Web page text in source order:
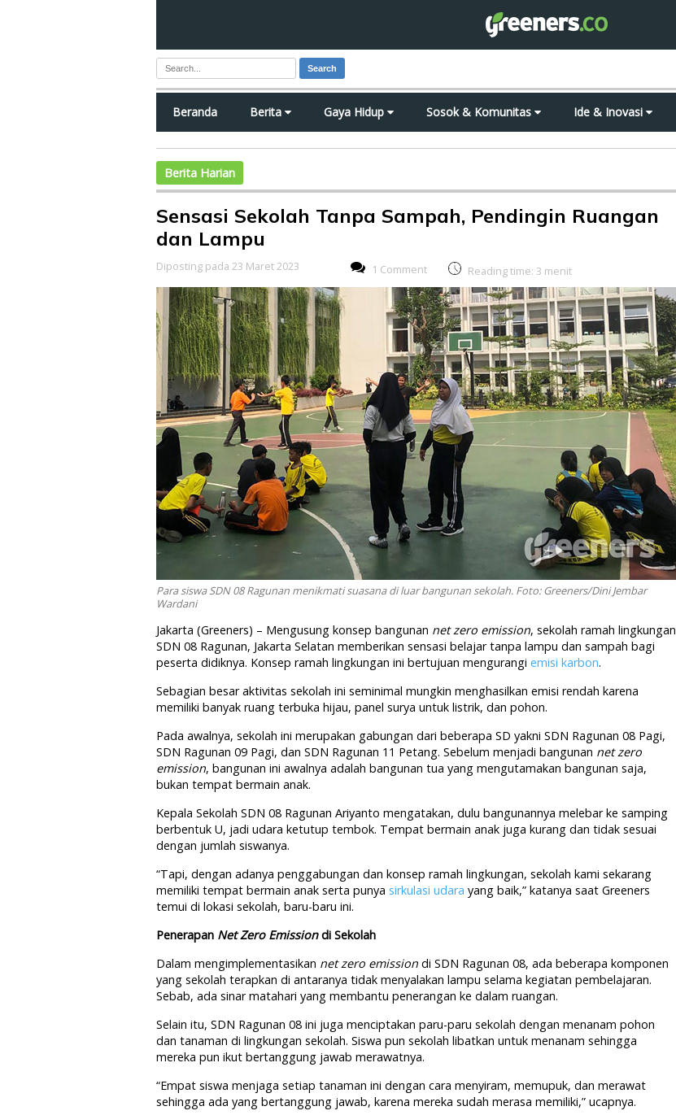
Search
Beranda Berita Gaya Hidup Sosok & Komunitas Ide & Inovasi
Berita Harian
Sensasi Sekolah Tanpa Sampah, Pendingin Ruangan
dan Lampu
Diposting pada 23 Maret 2023 1 Comment Reading time: 3 menit
Para siswa SDN 08 Ragunan menikmati suasana di luar bangunan sekolah. Foto: Greeners/Dini Jembar
Wardani
Jakarta (Greeners) – Mengusung konsep bangunan net zero emission, sekolah ramah lingkungan
SDN 08 Ragunan, Jakarta Selatan memberikan sensasi belajar tanpa lampu dan sampah bagi
peserta didiknya. Konsep ramah lingkungan ini bertujuan mengurangi emisi karbon.
Sebagian besar aktivitas sekolah ini seminimal mungkin menghasilkan emisi rendah karena
memiliki banyak ruang terbuka hijau, panel surya untuk listrik, dan pohon.
Pada awalnya, sekolah ini merupakan gabungan dari beberapa SD yakni SDN Ragunan 08 Pagi,
SDN Ragunan 09 Pagi, dan SDN Ragunan 11 Petang. Sebelum menjadi bangunan net zero
emission, bangunan ini awalnya adalah bangunan tua yang mengutamakan bangunan saja,
bukan tempat bermain anak.
Kepala Sekolah SDN 08 Ragunan Ariyanto mengatakan, dulu bangunannya melebar ke samping
berbentuk U, jadi udara ketutup tembok. Tempat bermain anak juga kurang dan tidak sesuai
dengan jumlah siswanya.
“Tapi, dengan adanya penggabungan dan konsep ramah lingkungan, sekolah kami sekarang
memiliki tempat bermain anak serta punya sirkulasi udara yang baik,” katanya saat Greeners
temui di lokasi sekolah, baru-baru ini.
Penerapan Net Zero Emissiondi Sekolah
Dalam mengimplementasikan net zero emission di SDN Ragunan 08, ada beberapa komponen
yang sekolah terapkan di antaranya tidak menyalakan lampu selama kegiatan pembelajaran.
Sebab, ada sinar matahari yang membantu penerangan ke dalam ruangan.
Selain itu, SDN Ragunan 08 ini juga menciptakan paru-paru sekolah dengan menanam pohon
dan tanaman di lingkungan sekolah. Siswa pun sekolah libatkan untuk menanam sehingga
mereka pun ikut bertanggung jawab merawatnya.
“Empat siswa menjaga setiap tanaman ini dengan cara menyiram, memupuk, dan merawat
sehingga ada yang bertanggung jawab, karena mereka sudah merasa memiliki,” ucapnya.